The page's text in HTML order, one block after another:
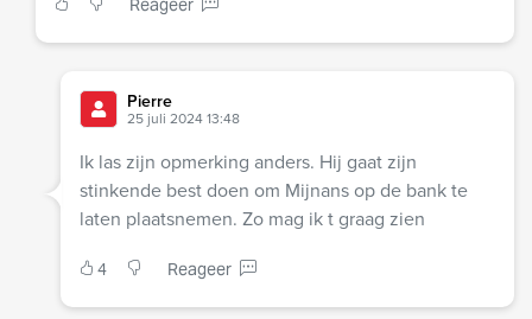
Pierre
25 juli 2024 13:48
Ik las zijn opmerking anders. Hij gaat zijn
stinkende best doen om Mijnans op de bank te
laten plaatsnemen. Zo mag ik t graag zien
4 Reageer